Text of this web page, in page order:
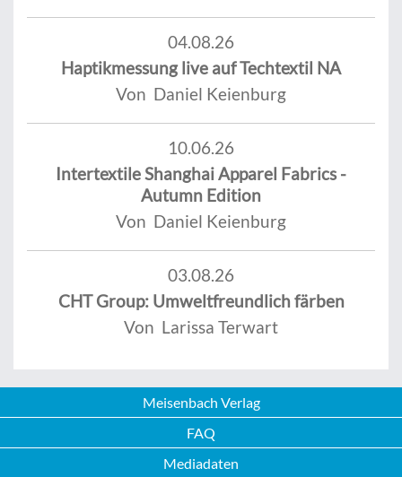
04.08.26
Haptikmessung live auf Techtextil NA
Von Daniel Keienburg
10.06.26
Intertextile Shanghai Apparel Fabrics -
Autumn Edition
Von Daniel Keienburg
03.08.26
CHT Group: Umweltfreundlich färben
Von Larissa Terwart
Meisenbach Verlag
FAQ
Mediadaten